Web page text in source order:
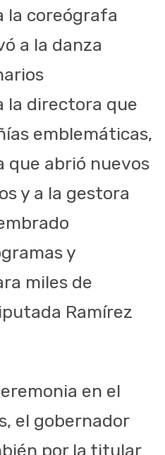
la coreógrafa
a la danza
la directora que
emblemáticas,
que abrió nuevos
y a la gestora
y
miles de
Ramírez
en el
el gobernador
por la titular